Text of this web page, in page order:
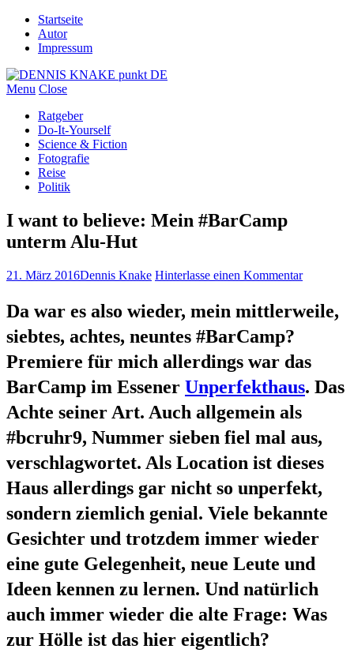
Startseite
Autor
Impressum
Menu Close
Ratgeber
Do-It-Yourself
Science & Fiction
Fotografie
Reise
Politik
I want to believe: Mein #BarCamp
unterm Alu-Hut
21. März 2016Dennis Knake Hinterlasse einen Kommentar
Da war es also wieder, mein mittlerweile,
siebtes, achtes, neuntes #BarCamp?
Premiere für mich allerdings war das
BarCamp im Essener Unperfekthaus. Das
Achte seiner Art. Auch allgemein als
#bcruhr9, Nummer sieben fiel mal aus,
verschlagwortet. Als Location ist dieses
Haus allerdings gar nicht so unperfekt,
sondern ziemlich genial. Viele bekannte
Gesichter und trotzdem immer wieder
eine gute Gelegenheit, neue Leute und
Ideen kennen zu lernen. Und natürlich
auch immer wieder die alte Frage: Was
zur Hölle ist das hier eigentlich?